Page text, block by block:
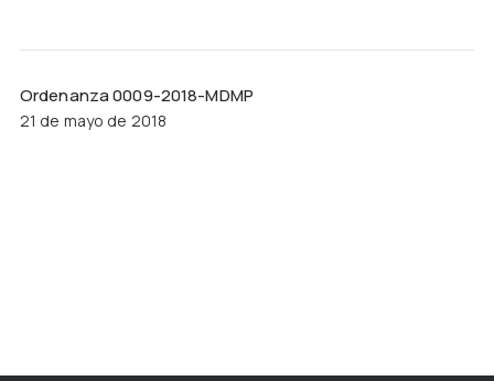
Ordenanza 0009-2018-MDMP
21 de mayo de 2018